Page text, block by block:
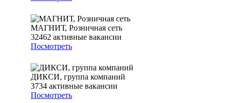
МАГНИТ, Розничная сеть
32462 активные вакансии
Посмотреть
ДИКСИ, группа компаний
3734 активные вакансии
Посмотреть